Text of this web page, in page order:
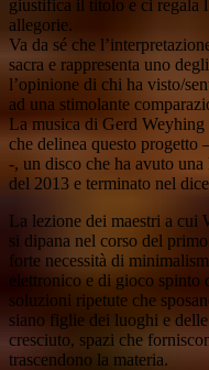
giustifica il titolo e ci regala
allegorie.
Va da sé che
sacra e rappresenta uno
l’opinione di chi ha visto/
ad una stimolante
La musica di Gerd
che delinea questo progetto
-, un disco che ha avuto
del 2013 e terminato nel
La lezione dei maestri a cui
si dipana nel corso del
forte necessità di
elettronico e di gioco
soluzioni ripetute che
siano figlie dei luoghi e
cresciuto, spazi che
trascendono la materia.